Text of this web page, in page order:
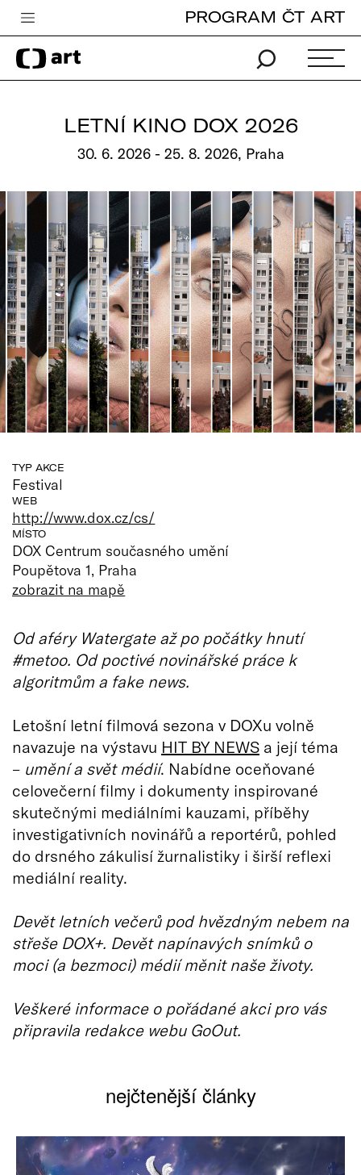
Česká televize
Zpravodajství
Pro děti
edu
Vše o ČT
PROGRAM ČT ART
LETNÍ KINO DOX 2026
30. 6. 2026 - 25. 8. 2026, Praha
TYP AKCE
Festival
WEB
http://www.dox.cz/cs/
MÍSTO
DOX Centrum současného umění
Poupětova 1, Praha
zobrazit na mapě
Od aféry Watergate až po počátky hnutí
#metoo. Od poctivé novinářské práce k
algoritmům a fake news.
Letošní letní filmová sezona v DOXu volně
navazuje na výstavu HIT BY NEWS a její téma
– umění a svět médií. Nabídne oceňované
celovečerní filmy i dokumenty inspirované
skutečnými mediálními kauzami, příběhy
investigativních novinářů a reportérů, pohled
do drsného zákulisí žurnalistiky i širší reflexi
mediální reality.
Devět letních večerů pod hvězdným nebem na
střeše DOX+. Devět napínavých snímků o
moci (a bezmoci) médií měnit naše životy.
Veškeré informace o pořádané akci pro vás
připravila redakce webu GoOut.
nejčtenější články